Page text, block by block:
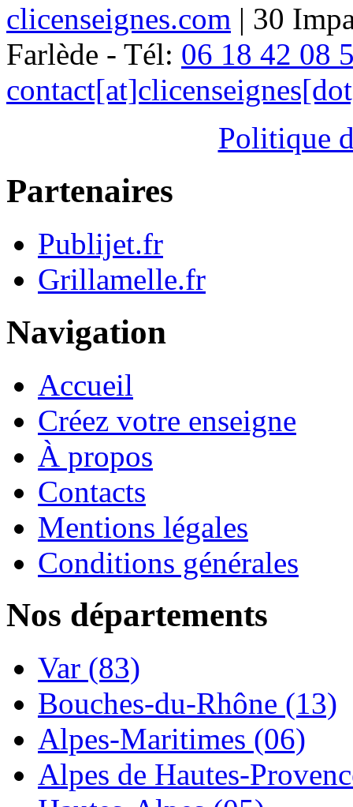
clicenseignes.com | 30
Farlède - Tél: 06 18 42 08
Politique
Partenaires
Publijet.fr
Grillamelle.fr
Navigation
Accueil
Créez votre enseigne
À propos
Contacts
Mentions légales
Conditions générales
Nos départements
Var (83)
Bouches-du-Rhône (13)
Alpes-Maritimes (06)
Alpes de Hautes-